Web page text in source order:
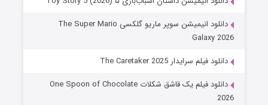
دانلود انیمیشن سوپر ماریو گلکسی The Super Mario
Galaxy 2026
دانلود فیلم سرایدار The Caretaker 2025
دانلود فیلم یک قاشق شکلات One Spoon of Chocolate
2026